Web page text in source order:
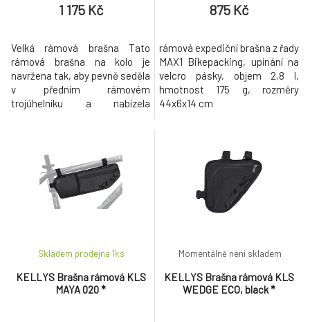
1 175 Kč
Velká rámová brašna Tato
rámová brašna na kolo je
navržena tak, aby pevně seděla
v předním rámovém
trojúhelníku a nabízela
rozměrům (42 × 12 × 6 cm) a
štíhlému profilu je ideální pro
cykloturistiku, gravel nebo
bikepacking. Vyrobena z
875 Kč
rámová expediční brašna z řady
MAX1 Bikepacking, upínání na
velcro pásky, objem 2,8 l,
hmotnost 175 g, rozměry
44x6x14 cm
KELLYS Brašna rámová KLS
MAYA 020 *
Skladem prodejna 1ks
KELLYS Brašna rámová KLS
WEDGE ECO, black *
Momentálně není skladem